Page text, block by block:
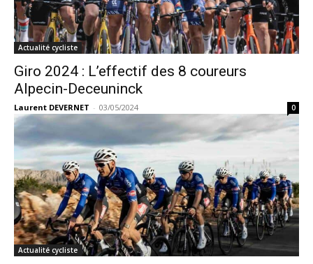
Actualité cycliste
Giro 2024 : L’effectif des 8 coureurs
Alpecin-Deceuninck
Laurent DEVERNET - 03/05/2024 0
Actualité cycliste